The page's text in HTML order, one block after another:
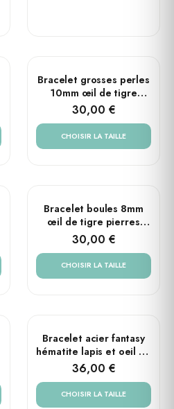
PLUSIEURS TAILLES
Bracelet grosses perles
10mm œil de tigre
pierres naturelles tête
de mort
30,00 €
CHOISIR LA TAILLE
PLUSIEURS TAILLES
Bracelet boules 8mm
œil de tigre pierres
naturelles tête de mort
30,00 €
CHOISIR LA TAILLE
PLUSIEURS TAILLES
Bracelet acier fantasy
hématite lapis et oeil de
tigre
36,00 €
CHOISIR LA TAILLE